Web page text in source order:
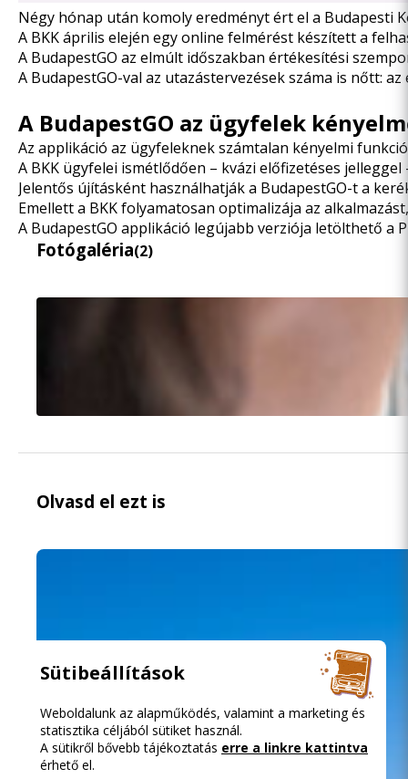
Négy hónap után komoly eredményt ért el a Budapesti
A BKK április elején egy online felmérést készített a
A BudapestGO az elmúlt időszakban értékesítési
A BudapestGO-val az utazástervezések száma is nőtt:
A BudapestGO az ügyfelek
Az applikáció az ügyfeleknek számtalan kényelmi
A BKK ügyfelei ismétlődően – kvázi előfizetéses
Jelentős újításként használhatják a BudapestGO-t a
Emellett a BKK folyamatosan optimalizája az
A BudapestGO applikáció legújabb verziója letölthető a
Fotógaléria(2)
Olvasd el ezt is
Sütibeállítások
Weboldalunk az alapműködés, valamint a marketing és
statisztika céljából sütiket használ.
A sütikről bővebb tájékoztatás erre a linkre kattintva
érhető el.